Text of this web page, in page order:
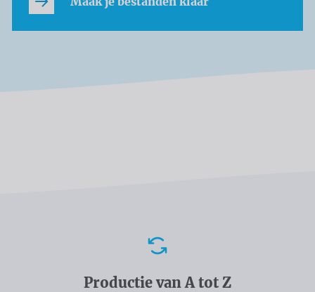
Productie van A tot Z